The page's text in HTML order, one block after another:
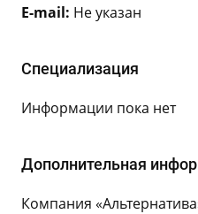
E-mail: Не указан
Специализация
Информации пока нет
Дополнительная
Компания